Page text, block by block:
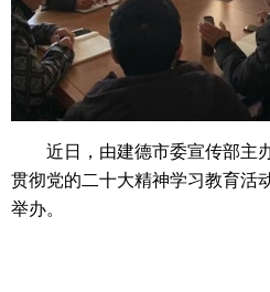
近日，由建德市委宣传部主
贯彻党的二十大精神学习教育活
举办。